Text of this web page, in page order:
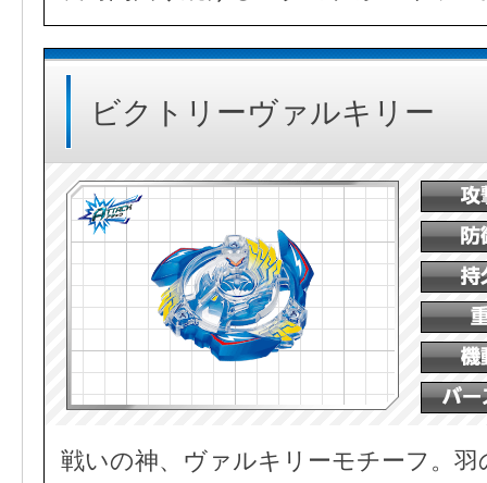
ビクトリーヴァルキリー
戦いの神、ヴァルキリーモチーフ。